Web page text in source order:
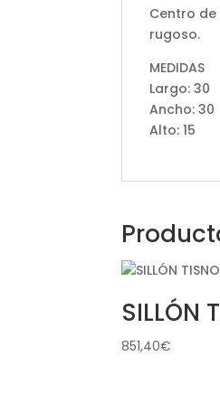
Centro
rugoso.
MEDIDAS
Largo: 30
Ancho: 30
Alto: 15
SILLÓN
851,40€